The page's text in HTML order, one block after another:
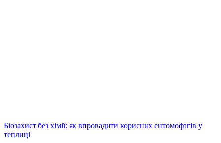
Біозахист без хімії: як впровадити корисних ентомофагів у
теплиці